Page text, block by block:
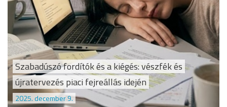
Szabadúszó fordítók és a kiégés: vészfék és
újratervezés piaci fejreállás idején
2025. december 9.